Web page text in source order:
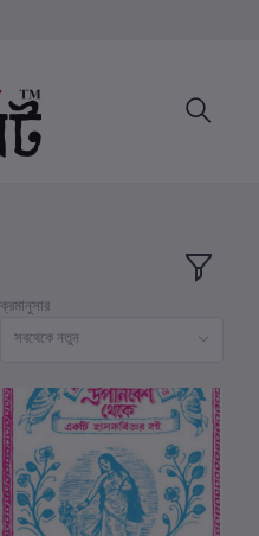
ক্রমানুসার
সবথেকে নতুন